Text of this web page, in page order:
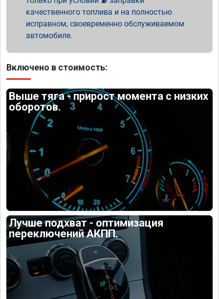
качественного топлива и на полностью
исправном, своевременно обслуживаемом
автомобиле.
Включено в стоимость:
Выше тяга - прирост момента с низких
оборотов.
Лучше подхват - оптимизация
переключений АКПП.